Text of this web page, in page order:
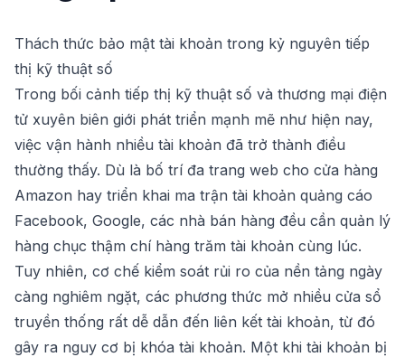
Thách thức bảo mật tài khoản trong kỷ nguyên tiếp
thị kỹ thuật số
Trong bối cảnh tiếp thị kỹ thuật số và thương mại điện
tử xuyên biên giới phát triển mạnh mẽ như hiện nay,
việc vận hành nhiều tài khoản đã trở thành điều
thường thấy. Dù là bố trí đa trang web cho cửa hàng
Amazon hay triển khai ma trận tài khoản quảng cáo
Facebook, Google, các nhà bán hàng đều cần quản lý
hàng chục thậm chí hàng trăm tài khoản cùng lúc.
Tuy nhiên, cơ chế kiểm soát rủi ro của nền tảng ngày
càng nghiêm ngặt, các phương thức mở nhiều cửa sổ
truyền thống rất dễ dẫn đến liên kết tài khoản, từ đó
gây ra nguy cơ bị khóa tài khoản. Một khi tài khoản bị